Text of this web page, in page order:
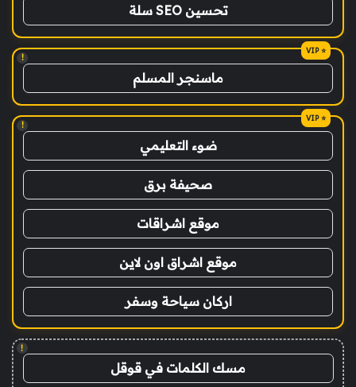
تحسين SEO سلة
!
ماسنجر المسلم
!
ضوء التعليمي
صحيفة برق
موقع اشراقات
موقع اشراق اون لاين
اركان سياحة وسفر
!
مسك الكلمات في قوقل